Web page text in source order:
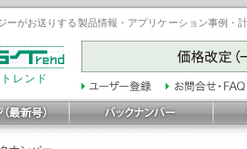
ーがお送りする製品情報・アプリケーション事例
レンド